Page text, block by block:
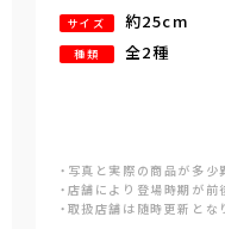
サイズ 約25cm
種類 全2種
・写真と実際の商品が多少
・店舗により登場時期が前
・取扱店舗は随時更新とな